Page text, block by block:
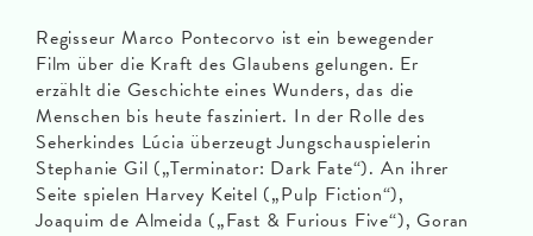
Regisseur Marco Pontecorvo ist ein bewegender
Film über die Kraft des Glaubens gelungen. Er
erzählt die Geschichte eines Wunders, das die
Menschen bis heute fasziniert. In der Rolle des
Seherkindes Lúcia überzeugt Jungschauspielerin
Stephanie Gil („Terminator: Dark Fate“). An ihrer
Seite spielen Harvey Keitel („Pulp Fiction“),
Joaquim de Almeida („Fast & Furious Five“), Goran